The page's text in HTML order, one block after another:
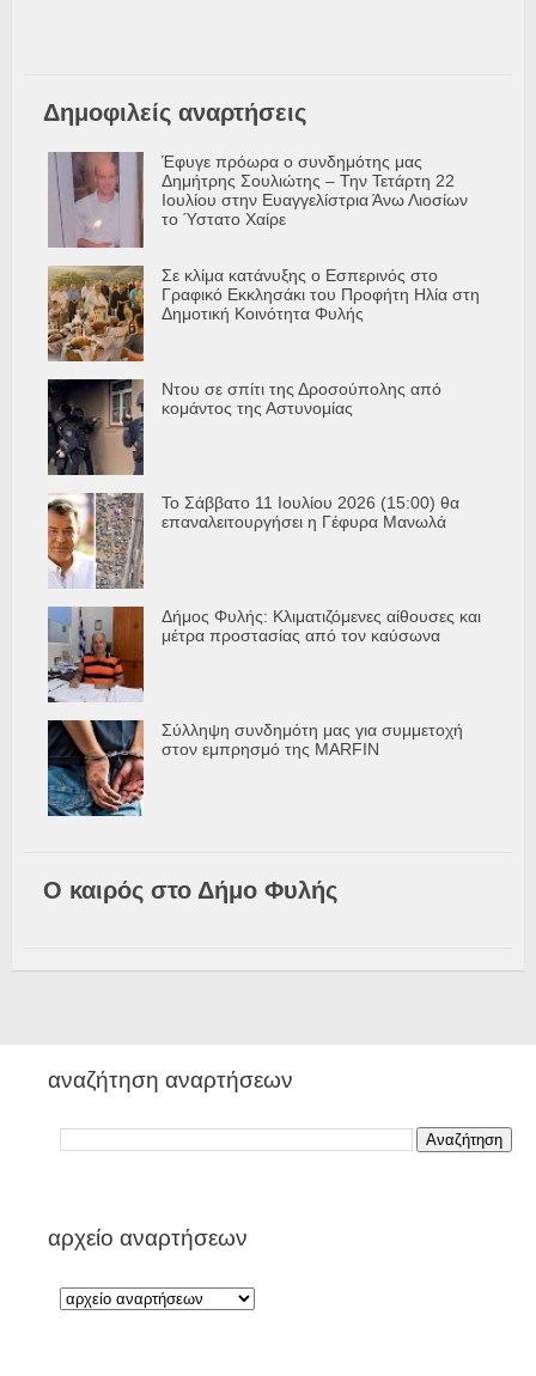
Δημοφιλείς αναρτήσεις
Έφυγε πρόωρα ο συνδημότης μας
Δημήτρης Σουλιώτης – Την Τετάρτη 22
Ιουλίου στην Ευαγγελίστρια Άνω Λιοσίων
το Ύστατο Χαίρε
Σε κλίμα κατάνυξης ο Εσπερινός στο
Γραφικό Εκκλησάκι του Προφήτη Ηλία στη
Δημοτική Κοινότητα Φυλής
Ντου σε σπίτι της Δροσούπολης από
κομάντος της Αστυνομίας
Το Σάββατο 11 Ιουλίου 2026 (15:00) θα
επαναλειτουργήσει η Γέφυρα Μανωλά
Δήμος Φυλής: Κλιματιζόμενες αίθουσες και
μέτρα προστασίας από τον καύσωνα
Σύλληψη συνδημότη μας για συμμετοχή
στον εμπρησμό της MARFIN
Ο καιρός στο Δήμο Φυλής
αναζήτηση αναρτήσεων
αρχείο αναρτήσεων